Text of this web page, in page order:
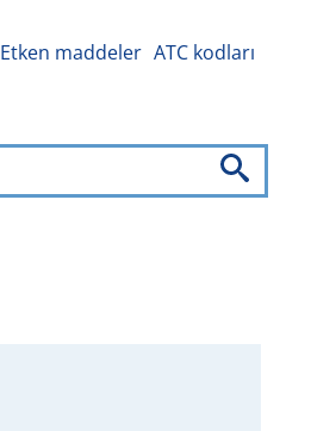
Etken maddeler ATC kodları